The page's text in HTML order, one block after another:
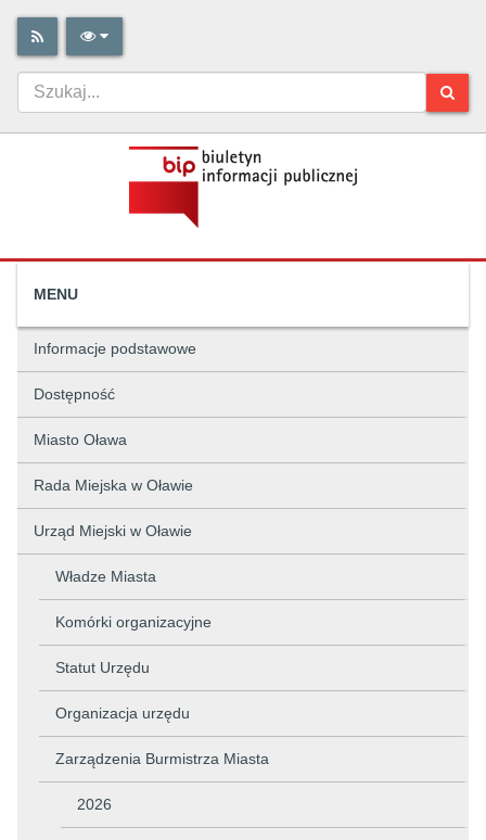
MENU
Informacje podstawowe
Dostępność
Miasto Oława
Rada Miejska w Oławie
Urząd Miejski w Oławie
Władze Miasta
Komórki organizacyjne
Statut Urzędu
Organizacja urzędu
Zarządzenia Burmistrza Miasta
2026